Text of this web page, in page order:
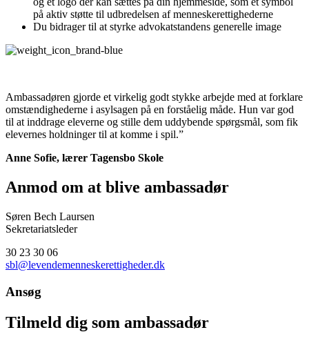
på aktiv støtte til udbredelsen af menneskerettighederne
Du bidrager til at styrke advokatstandens generelle image
Ambassadøren gjorde et virkelig godt stykke arbejde med at forklare
omstændighederne i asylsagen på en forståelig måde. Hun var god
til at inddrage eleverne og stille dem uddybende spørgsmål, som fik
elevernes holdninger til at komme i spil.”
Anne Sofie, lærer Tagensbo Skole
Anmod om at blive ambassadør
Søren Bech Laursen
Sekretariatsleder
30 23 30 06
sbl@levendemenneskerettigheder.dk
Ansøg
Tilmeld dig som ambassadør